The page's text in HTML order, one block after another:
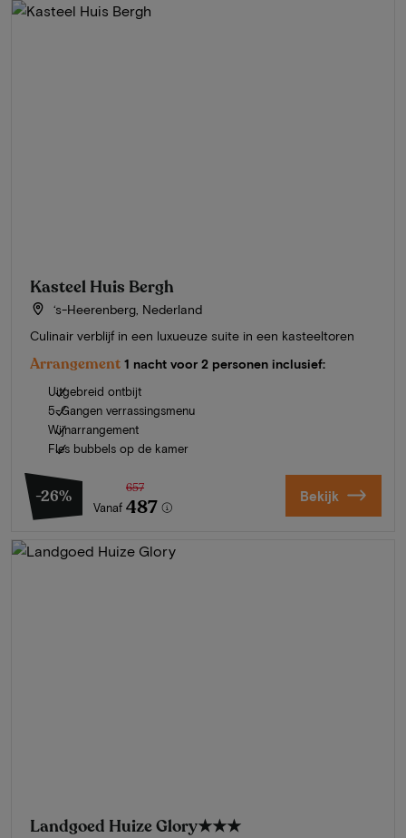
Kasteel Huis Bergh
‘s-Heerenberg, Nederland
Culinair verblijf in een luxueuze suite in een kasteeltoren
Arrangement 1 nacht voor 2 personen inclusief:
Uitgebreid ontbijt
5-Gangen verrassingsmenu
Wijnarrangement
Fles bubbels op de kamer
-26%
Vanaf
657
487 Bekijk
Landgoed Huize Glory★★★